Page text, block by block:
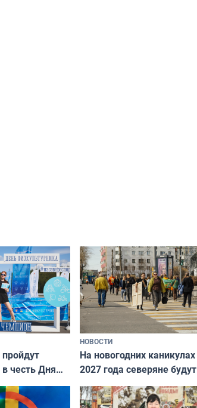
честь Дня
НОВОСТИ
На новогодних каникулах
2027 года северяне будут
отдыхать 11 дней